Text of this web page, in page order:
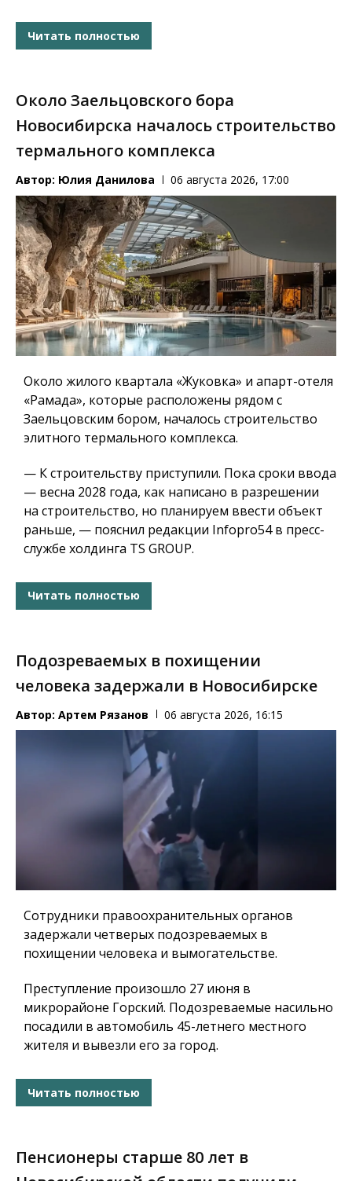
Читать полностью
Около Заельцовского бора
Новосибирска началось строительство
термального комплекса
Автор: Юлия Данилова 06 августа 2026, 17:00
Около жилого квартала «Жуковка» и апарт-отеля
«Рамада», которые расположены рядом с
Заельцовским бором, началось строительство
элитного термального комплекса.
— К строительству приступили. Пока сроки ввода
— весна 2028 года, как написано в разрешении
на строительство, но планируем ввести объект
раньше, — пояснил редакции Infopro54 в пресс-
службе холдинга TS GROUP.
Читать полностью
Подозреваемых в похищении
человека задержали в Новосибирске
Автор: Артем Рязанов 06 августа 2026, 16:15
Сотрудники правоохранительных органов
задержали четверых подозреваемых в
похищении человека и вымогательстве.
Преступление произошло 27 июня в
микрорайоне Горский. Подозреваемые насильно
посадили в автомобиль 45-летнего местного
жителя и вывезли его за город.
Читать полностью
Пенсионеры старше 80 лет в